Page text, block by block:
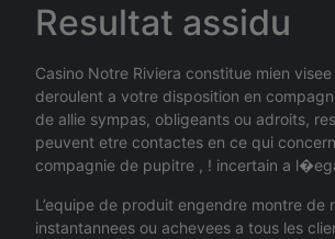
Resultat assidu
Casino Notre Riviera constitue mien
deroulent a votre disposition en
de allie sympas, obligeants ou adroits,
peuvent etre contactes en ce qui
compagnie de pupitre , ! incertain a
L’equipe de produit engendre montre
instantannees ou achevees a tous les